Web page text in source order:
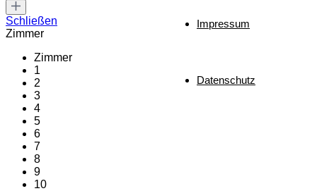
Impressum
Datenschutz
Schließen
Zimmer
Zimmer
1
2
3
4
5
6
7
8
9
10